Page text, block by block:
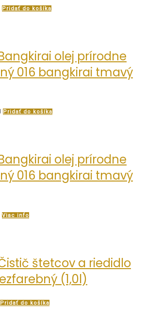
Pridať do košíka
olej prírodne
016 bangkirai tmavý
Pridať do košíka
olej prírodne
016 bangkirai tmavý
Viac info
štetcov a riedidlo
(1,0l)
Pridať do košíka